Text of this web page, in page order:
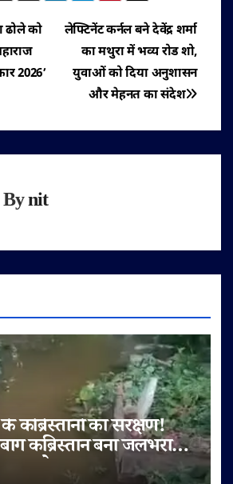
लेफ्टिनेंट कर्नल बने देवेंद्र शर्मा
का मथुरा में भव्य रोड शो,
युवाओं को दिया अनुशासन
और मेहनत का संदेश
ढोले को
2026’
Bynit
कब्रिस्तानों का संरक्षण!
कब्रिस्तान बना जलभराव
ले जाना हुआ दुश्वार